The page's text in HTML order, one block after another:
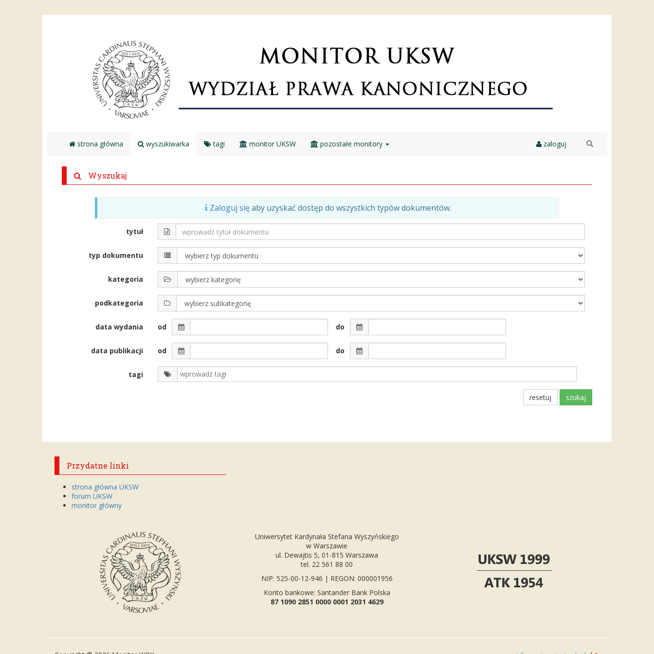
strona główna wyszukiwarka tagi monitor UKSW pozostałe monitory zaloguj
Wyszukaj
Zaloguj sięaby uzyskać dostęp do wszystkich typów dokumentów.
tytuł
typ dokumentu
kategoria
podkategoria
data wydania od do
data publikacji od do
tagi
Przydatne linki
strona główna UKSW
forum UKSW
monitor główny
Uniwersytet Kardynała Stefana Wyszyńskiego
w Warszawie
ul. Dewajtis 5, 01-815 Warszawa
tel. 22 561 88 00
NIP: 525-00-12-946 | REGON: 000001956
Konto bankowe: Santander Bank Polska
87 1090 2851 0000 0001 2031 4629